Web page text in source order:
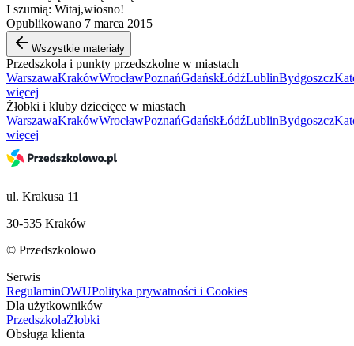
I szumią: Witaj,wiosno!
Opublikowano 7 marca 2015
Wszystkie materiały
Przedszkola i punkty przedszkolne w miastach
WarszawaKrakówWrocławPoznańGdańskŁódźLublinBydgoszcz
więcej
Żłobki i kluby dziecięce w miastach
WarszawaKrakówWrocławPoznańGdańskŁódźLublinBydgoszcz
więcej
ul. Krakusa 11
30-535 Kraków
© Przedszkolowo
Serwis
RegulaminOWUPolityka prywatności i Cookies
Dla użytkowników
PrzedszkolaŻłobki
Obsługa klienta